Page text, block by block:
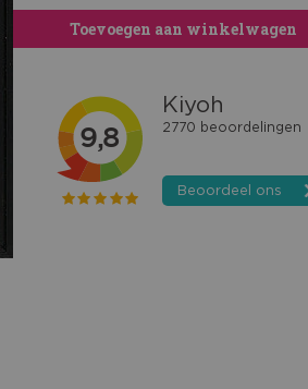
Toevoegen aan winkelwagen